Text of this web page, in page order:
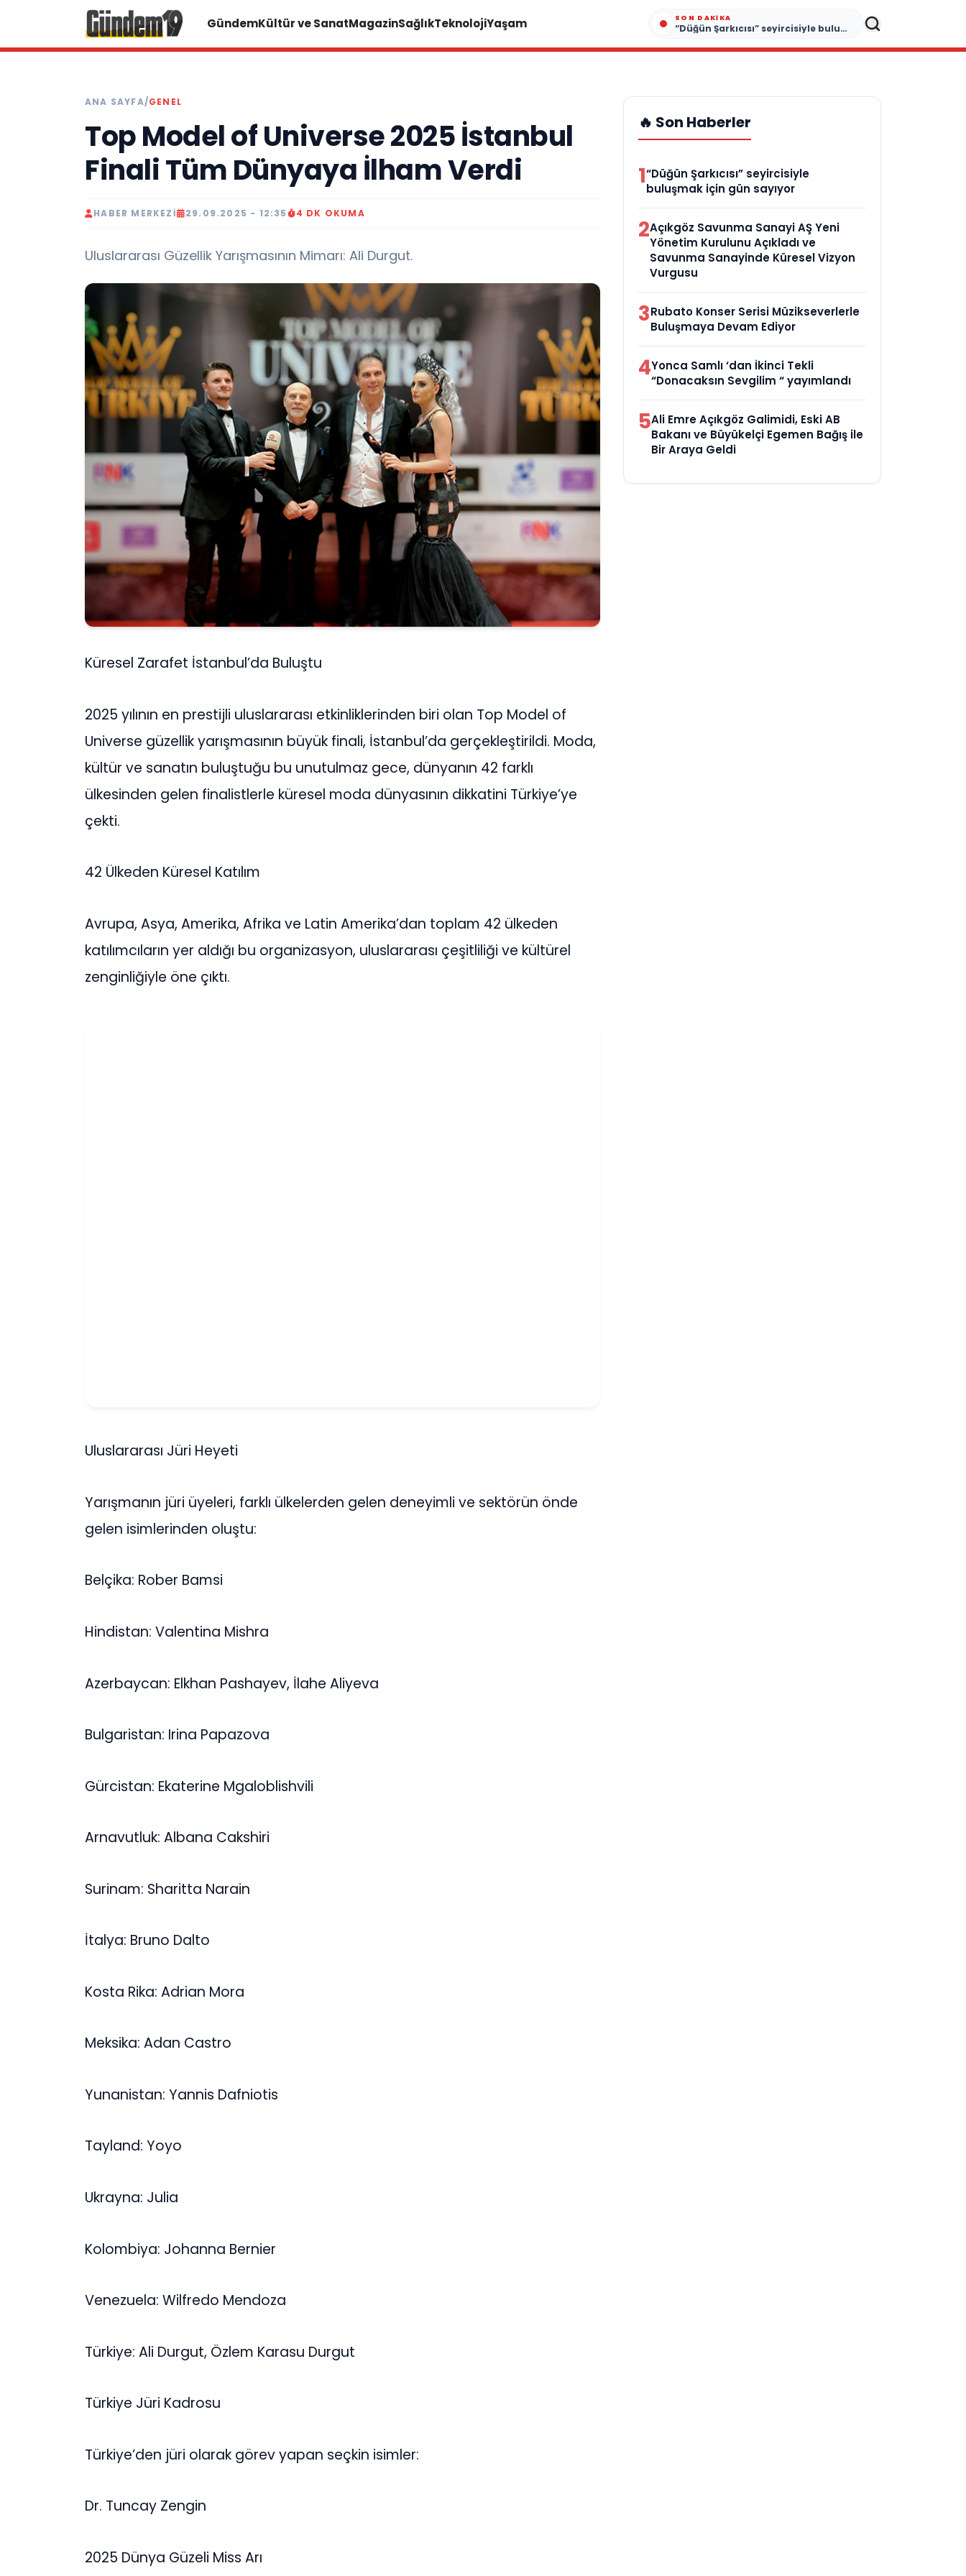
GündemKültür ve SanatMagazinSağlıkTeknolojiYaşam SON DAKIKA
“Düğün Şarkıcısı” seyircisiyle buluşmak için gün sayıyor
ANA SAYFA/GENEL
Top Model of Universe 2025 İstanbul
Finali Tüm Dünyaya İlham Verdi
HABER MERKEZI 29.09.2025 - 12:35 4 DK OKUMA
Uluslararası Güzellik Yarışmasının Mimarı: Ali Durgut.
Küresel Zarafet İstanbul’da Buluştu
2025 yılının en prestijli uluslararası etkinliklerinden biri olan Top Model of
Universe güzellik yarışmasının büyük finali, İstanbul’da gerçekleştirildi. Moda,
kültür ve sanatın buluştuğu bu unutulmaz gece, dünyanın 42 farklı
ülkesinden gelen finalistlerle küresel moda dünyasının dikkatini Türkiye’ye
çekti.
42 Ülkeden Küresel Katılım
Avrupa, Asya, Amerika, Afrika ve Latin Amerika’dan toplam 42 ülkeden
katılımcıların yer aldığı bu organizasyon, uluslararası çeşitliliği ve kültürel
zenginliğiyle öne çıktı.
Uluslararası Jüri Heyeti
Yarışmanın jüri üyeleri, farklı ülkelerden gelen deneyimli ve sektörün önde
gelen isimlerinden oluştu:
Belçika: Rober Bamsi
Hindistan: Valentina Mishra
Azerbaycan: Elkhan Pashayev, İlahe Aliyeva
Bulgaristan: Irina Papazova
Gürcistan: Ekaterine Mgaloblishvili
Arnavutluk: Albana Cakshiri
Surinam: Sharitta Narain
İtalya: Bruno Dalto
Kosta Rika: Adrian Mora
Meksika: Adan Castro
Yunanistan: Yannis Dafniotis
Tayland: Yoyo
Ukrayna: Julia
Kolombiya: Johanna Bernier
Venezuela: Wilfredo Mendoza
Türkiye: Ali Durgut, Özlem Karasu Durgut
Türkiye Jüri Kadrosu
Türkiye’den jüri olarak görev yapan seçkin isimler:
Dr. Tuncay Zengin
2025 Dünya Güzeli Miss Arı
🔥 Son Haberler
1“Düğün Şarkıcısı” seyircisiyle
buluşmak için gün sayıyor
2Açıkgöz Savunma Sanayi AŞ Yeni
Yönetim Kurulunu Açıkladı ve
Savunma Sanayinde Küresel Vizyon
Vurgusu
3Rubato Konser Serisi Müzikseverlerle
Buluşmaya Devam Ediyor
4Yonca Samlı ‘dan İkinci Tekli
“Donacaksın Sevgilim “ yayımlandı
5Ali Emre Açıkgöz Galimidi, Eski AB
Bakanı ve Büyükelçi Egemen Bağış ile
Bir Araya Geldi